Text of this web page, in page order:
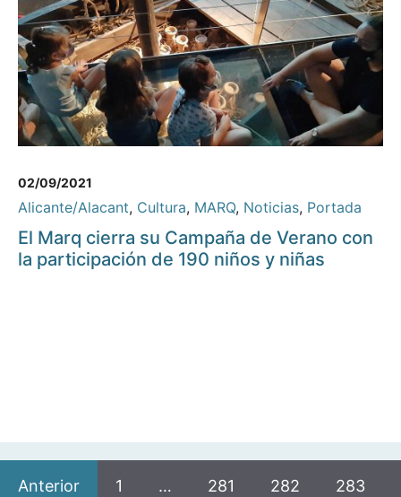
02/09/2021
Alicante/Alacant, Cultura, MARQ, Noticias, Portada
El Marq cierra su Campaña de Verano con
la participación de 190 niños y niñas
Anterior 1 … 281 282 283